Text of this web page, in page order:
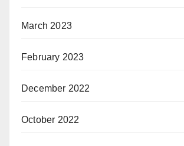
March 2023
February 2023
December 2022
October 2022